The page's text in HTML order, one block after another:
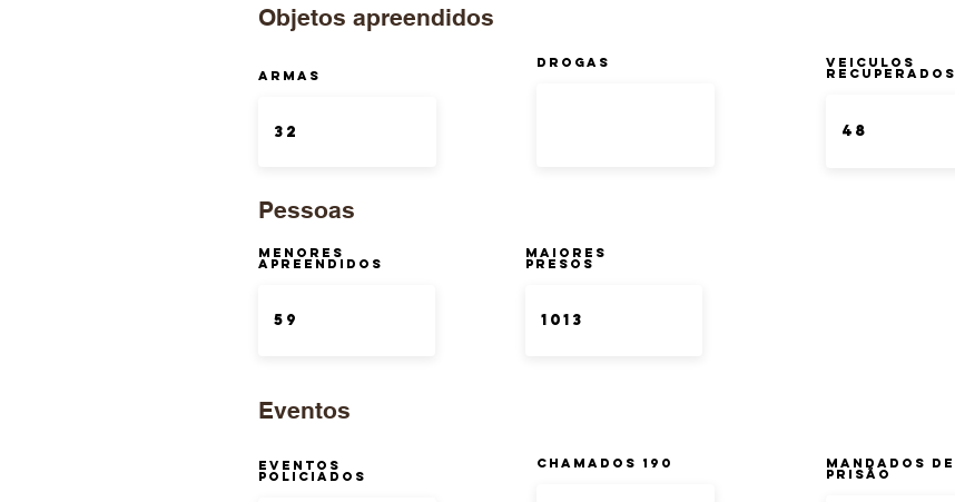
Objetos apreendidos
ARMAS
DROGAS Veiculos
Recuperados
Pessoas
Menores
Apreendidos
Maiores
Presos
Eventos
Eventos
Policiados
Chamados 190 Mandados de
Prisão